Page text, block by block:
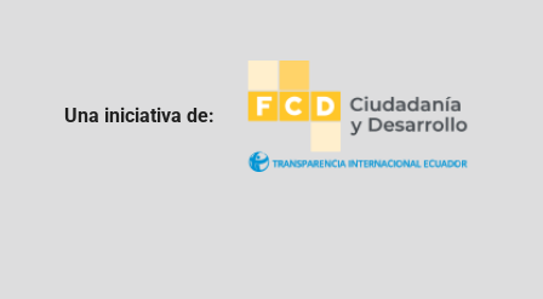
Una iniciativa de: